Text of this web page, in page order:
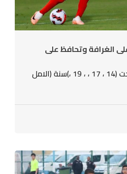
الغرافة وتحافظ على
فازت فئات الدحيل تحت (14 ، 17 ، ، 19 ،)سنة (الامل